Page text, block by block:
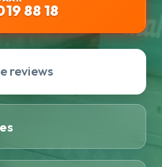
88 18
reviews